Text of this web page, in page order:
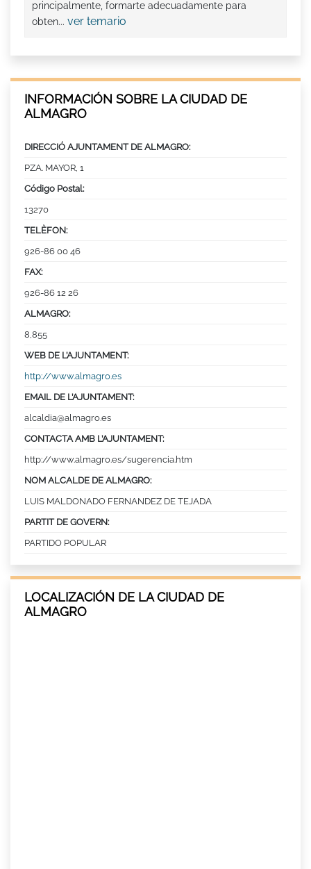
principalmente, formarte adecuadamente para
obten... ver temario
INFORMACIÓN SOBRE LA CIUDAD DE
ALMAGRO
DIRECCIÓ AJUNTAMENT DE ALMAGRO:
PZA. MAYOR, 1
Código Postal:
13270
TELÈFON:
926-86 00 46
FAX:
926-86 12 26
ALMAGRO:
8,855
WEB DE L’AJUNTAMENT:
http://www.almagro.es
EMAIL DE L’AJUNTAMENT:
alcaldia@almagro.es
CONTACTA AMB L’AJUNTAMENT:
http://www.almagro.es/sugerencia.htm
NOM ALCALDE DE ALMAGRO:
LUIS MALDONADO FERNANDEZ DE TEJADA
PARTIT DE GOVERN:
PARTIDO POPULAR
LOCALIZACIÓN DE LA CIUDAD DE
ALMAGRO